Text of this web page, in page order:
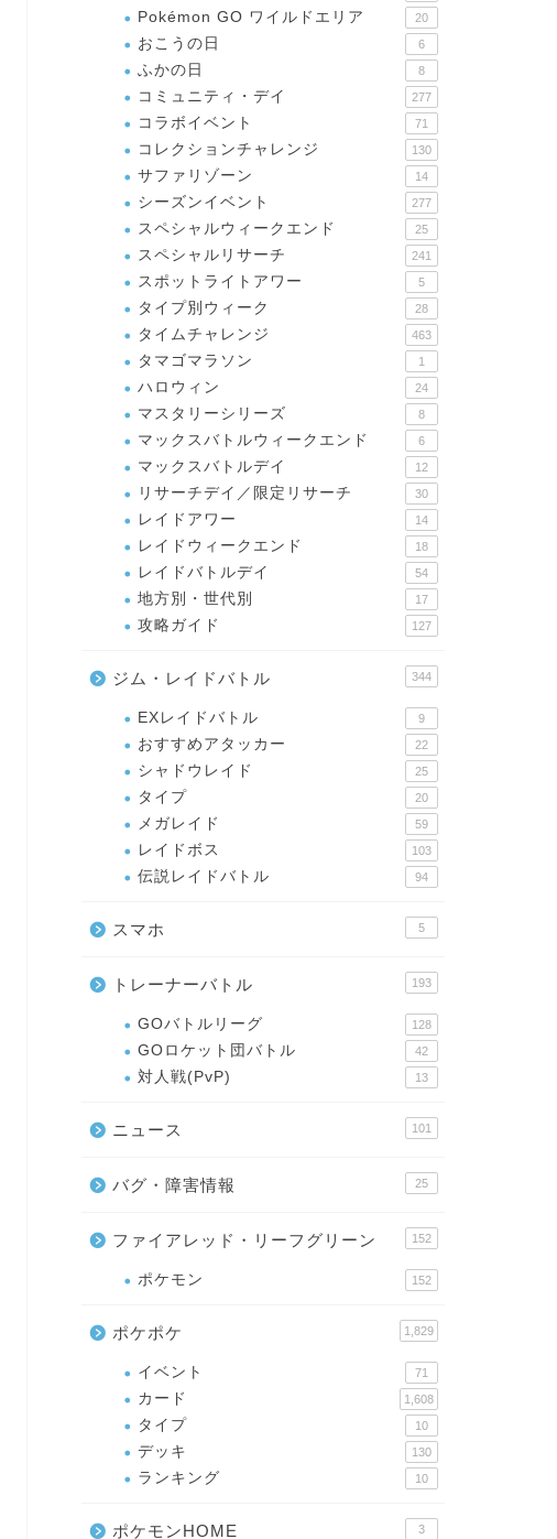
Pokémon GO ワイルドエリア 20
おこうの日 6
ふかの日 8
コミュニティ・デイ 277
コラボイベント 71
コレクションチャレンジ 130
サファリゾーン 14
シーズンイベント 277
スペシャルウィークエンド 25
スペシャルリサーチ 241
スポットライトアワー 5
タイプ別ウィーク 28
タイムチャレンジ 463
タマゴマラソン 1
ハロウィン 24
マスタリーシリーズ 8
マックスバトルウィークエンド 6
マックスバトルデイ 12
リサーチデイ／限定リサーチ 30
レイドアワー 14
レイドウィークエンド 18
レイドバトルデイ 54
地方別・世代別 17
攻略ガイド 127
ジム・レイドバトル 344
EXレイドバトル 9
おすすめアタッカー 22
シャドウレイド 25
タイプ 20
メガレイド 59
レイドボス 103
伝説レイドバトル 94
スマホ 5
トレーナーバトル 193
GOバトルリーグ 128
GOロケット団バトル 42
対人戦(PvP) 13
ニュース 101
バグ・障害情報 25
ファイアレッド・リーフグリーン 152
ポケモン 152
ポケポケ 1,829
イベント 71
カード 1,608
タイプ 10
デッキ 130
ランキング 10
ポケモンHOME 3